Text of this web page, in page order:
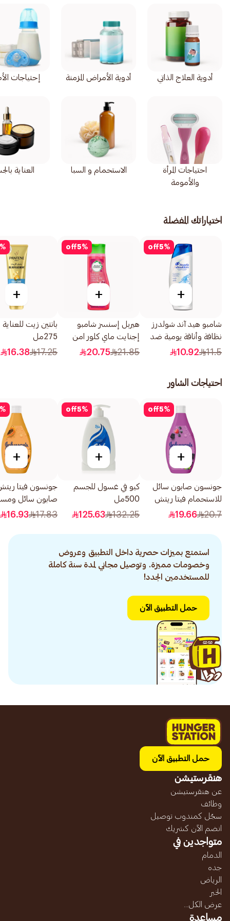
أدوية العلاج الذاتي أدوية الأمراض المزمنة إحتياجات
احتياجات المرأة
والأمومة
الاستحمام و السبا العناية
اختياراتك المفضلة
5%
off
+
شامبو هيد آند شولدرز
نظافة وأناقة يومية ضد
القشرة 190مل
11.5
10.92
5%
off
+
هيربل إسنسز شامبو
إجنايت ماي كلور امن
للشعر المصبوغ 400مل
21.85
20.75
%
+
بانتين زيت للعناية
275مل
17.25
16.38
احتياجات الشاور
5%
off
+
جونسون صابون سائل
للاستحمام فيتا ريتش
بنكهة التوت 400مل
20.7
19.66
5%
off
+
كيو في غسول للجسم
500مل
132.25
125.63
%
+
جونسون فيتا
صابون سائل
للاستحمام بخلاصة
17.83
16.93
استمتع بميزات حصرية داخل التطبيق وعروض
وخصومات مميزة. وتوصيل مجاني لمدة سنة كاملة
للمستخدمين الجدد!
حمل التطبيق الآن
حمل التطبيق الآن
هنقرستيشن
عن هنقرستيشن
وظائف
سجّل كمندوب توصيل
انضم الآن كشريك
متواجدين في
الدمام
جده
الرياض
الخبر
عرض الكل...
مساعدة